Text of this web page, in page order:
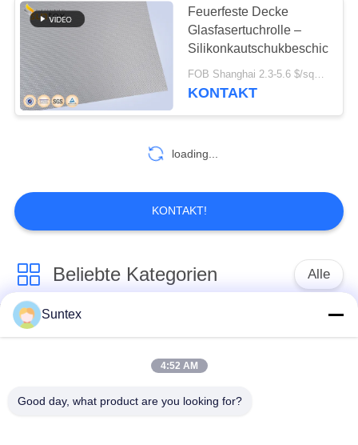
Feuerfeste Decke
Glasfasertuchrolle –
Silikonkautschukbeschichtet
FOB Shanghai 2.3-5.6 $/sqm MOQ:500 Meter
KONTAKT
loading...
KONTAKT!
Beliebte Kategorien Alle
silikonumhülltes
Fiberglas-Stoff der
Überzogenes
Suntex
4:52 AM
Good day, what product are you looking for?